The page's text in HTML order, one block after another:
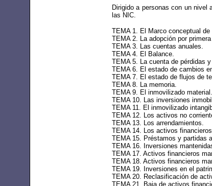
Dirigido a personas con un nivel
las NIC.
TEMA 1. El Marco conceptual de
TEMA 2. La adopción por
TEMA 3. Las cuentas anuales.
TEMA 4. El Balance.
TEMA 5. La cuenta de pérdidas y
TEMA 6. El estado de cambios
TEMA 7. El estado de flujos de
TEMA 8. La memoria.
TEMA 9. El inmovilizado material.
TEMA 10. Las inversiones
TEMA 11. El inmovilizado
TEMA 12. Los activos no
TEMA 13. Los arrendamientos.
TEMA 14. Los activos financieros.
TEMA 15. Préstamos y partidas
TEMA 16. Inversiones
TEMA 17. Activos financieros
TEMA 18. Activos financieros
TEMA 19. Inversiones en el
TEMA 20. Reclasificación de
TEMA 21. Baja de activos